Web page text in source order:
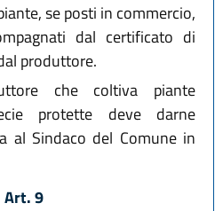
se posti in commercio,
dal certificato di
produttore.
che coltiva piante
protette deve darne
al Sindaco del Comune in
Art. 9